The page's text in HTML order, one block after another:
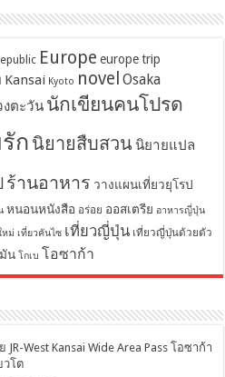
Europe europe trip
Kansai Kyoto novel Osaka
งตะวัน นักเขียนคนโปรด
ก นิยายสืบสวน นิยายแปล
ร้านอาหาร วางแผนเที่ยวยุโรป
หนอนหนังสือ อร่อย ออสเตรีย อาหารญี่ปุ่น
หม่ เที่ยวคันไซ เที่ยวญี่ปุ่น เที่ยวญี่ปุ่นด้วยตัว
น โกเบ โอซาก้า
West Kansai Wide Area Pass โอซาก้า
วโต